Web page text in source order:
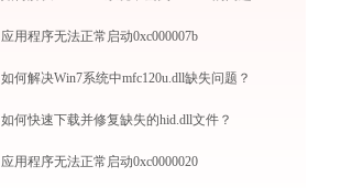
应用程序无法正常启动0xc000007b
如何解决Win7系统中mfc120u.dll缺失问题？
如何快速下载并修复缺失的hid.dll文件？
应用程序无法正常启动0xc0000020